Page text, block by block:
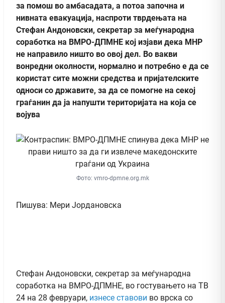
за помош во амбасадата, а потоа започна и
нивната евакуација, наспроти тврдењата на
Стефан Андоновски, секретар за меѓународна
соработка на ВМРО-ДПМНЕ кој изјави дека МНР
не направило ништо во овој дел. Во вакви
вонредни околности, нормално и потребно е да се
користат сите можни средства и пријателските
односи со државите, за да се помогне на секој
граѓанин да ја напушти територијата на која се
војува
Фото: vmro-dpmne.org.mk
Пишува: Мери Јордановска
Стефан Андоновски, секретар за меѓународна
соработка на ВМРО-ДПМНЕ, во гостувањето на ТВ
24 на 28 февруари, изнесе ставови во врска со